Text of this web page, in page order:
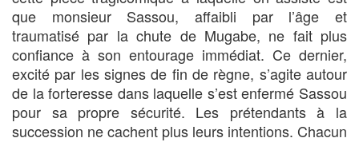
que monsieur Sassou, affaibli par l’âge et
traumatisé par la chute de Mugabe, ne fait plus
confiance à son entourage immédiat. Ce dernier,
excité par les signes de fin de règne, s’agite autour
de la forteresse dans laquelle s’est enfermé Sassou
pour sa propre sécurité. Les prétendants à la
succession ne cachent plus leurs intentions. Chacun